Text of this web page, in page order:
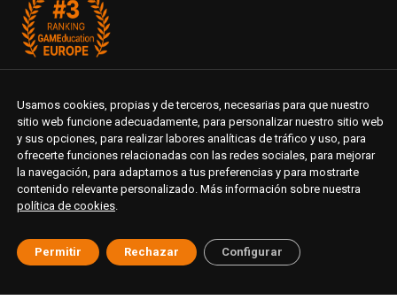
Usamos cookies, propias y de terceros, necesarias para que nuestro
sitio web funcione adecuadamente, para personalizar nuestro sitio web
y sus opciones, para realizar labores analíticas de tráfico y uso, para
ofrecerte funciones relacionadas con las redes sociales, para mejorar
la navegación, para adaptarnos a tus preferencias y para mostrarte
contenido relevante personalizado. Más información sobre nuestra
política de cookies.
Permitir Rechazar Configurar